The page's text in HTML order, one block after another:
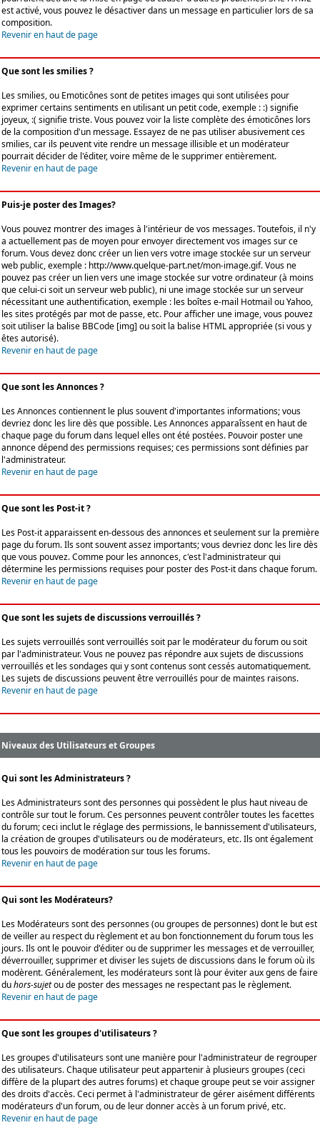
est activé, vous pouvez le désactiver dans un message en particulier lors de sa
composition.
Revenir en haut de page
Que sont les smilies ?
Les smilies, ou Emoticônes sont de petites images qui sont utilisées pour
exprimer certains sentiments en utilisant un petit code, exemple : :) signifie
joyeux, :( signifie triste. Vous pouvez voir la liste complète des émoticônes lors
de la composition d'un message. Essayez de ne pas utiliser abusivement ces
smilies, car ils peuvent vite rendre un message illisible et un modérateur
pourrait décider de l'éditer, voire même de le supprimer entièrement.
Revenir en haut de page
Puis-je poster des Images?
Vous pouvez montrer des images à l'intérieur de vos messages. Toutefois, il n'y
a actuellement pas de moyen pour envoyer directement vos images sur ce
forum. Vous devez donc créer un lien vers votre image stockée sur un serveur
web public, exemple : http://www.quelque-part.net/mon-image.gif. Vous ne
pouvez pas créer un lien vers une image stockée sur votre ordinateur (à moins
que celui-ci soit un serveur web public), ni une image stockée sur un serveur
nécessitant une authentification, exemple : les boîtes e-mail Hotmail ou Yahoo,
les sites protégés par mot de passe, etc. Pour afficher une image, vous pouvez
soit utiliser la balise BBCode [img] ou soit la balise HTML appropriée (si vous y
êtes autorisé).
Revenir en haut de page
Que sont les Annonces ?
Les Annonces contiennent le plus souvent d'importantes informations; vous
devriez donc les lire dès que possible. Les Annonces apparaîssent en haut de
chaque page du forum dans lequel elles ont été postées. Pouvoir poster une
annonce dépend des permissions requises; ces permissions sont définies par
l'administrateur.
Revenir en haut de page
Que sont les Post-it ?
Les Post-it apparaissent en-dessous des annonces et seulement sur la première
page du forum. Ils sont souvent assez importants; vous devriez donc les lire dès
que vous pouvez. Comme pour les annonces, c'est l'administrateur qui
détermine les permissions requises pour poster des Post-it dans chaque forum.
Revenir en haut de page
Que sont les sujets de discussions verrouillés ?
Les sujets verrouillés sont verrouillés soit par le modérateur du forum ou soit
par l'administrateur. Vous ne pouvez pas répondre aux sujets de discussions
verrouillés et les sondages qui y sont contenus sont cessés automatiquement.
Les sujets de discussions peuvent être verrouillés pour de maintes raisons.
Revenir en haut de page
Niveaux des Utilisateurs et Groupes
Qui sont les Administrateurs ?
Les Administrateurs sont des personnes qui possèdent le plus haut niveau de
contrôle sur tout le forum. Ces personnes peuvent contrôler toutes les facettes
du forum; ceci inclut le réglage des permissions, le bannissement d'utilisateurs,
la création de groupes d'utilisateurs ou de modérateurs, etc. Ils ont également
tous les pouvoirs de modération sur tous les forums.
Revenir en haut de page
Qui sont les Modérateurs?
Les Modérateurs sont des personnes (ou groupes de personnes) dont le but est
de veiller au respect du règlement et au bon fonctionnement du forum tous les
jours. Ils ont le pouvoir d'éditer ou de supprimer les messages et de verrouiller,
déverrouiller, supprimer et diviser les sujets de discussions dans le forum où ils
modèrent. Généralement, les modérateurs sont là pour éviter aux gens de faire
duhors-sujetou de poster des messages ne respectant pas le règlement.
Revenir en haut de page
Que sont les groupes d'utilisateurs ?
Les groupes d'utilisateurs sont une manière pour l'administrateur de regrouper
des utilisateurs. Chaque utilisateur peut appartenir à plusieurs groupes (ceci
diffère de la plupart des autres forums) et chaque groupe peut se voir assigner
des droits d'accès. Ceci permet à l'administrateur de gérer aisément différents
modérateurs d'un forum, ou de leur donner accès à un forum privé, etc.
Revenir en haut de page